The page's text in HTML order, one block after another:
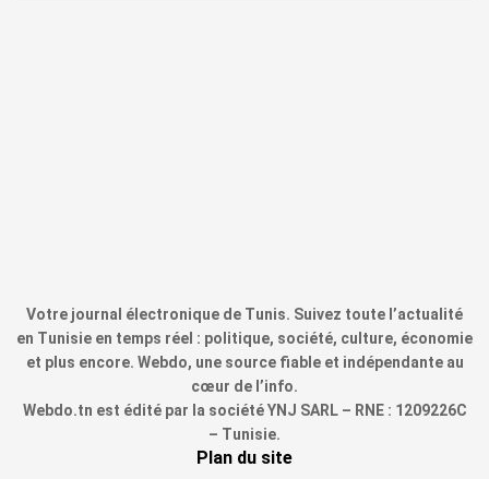
Votre journal électronique de Tunis. Suivez toute l’actualité
en Tunisie en temps réel : politique, société, culture, économie
et plus encore. Webdo, une source fiable et indépendante au
cœur de l’info.
Webdo.tn est édité par la société YNJ SARL – RNE : 1209226C
– Tunisie.
Plan du site